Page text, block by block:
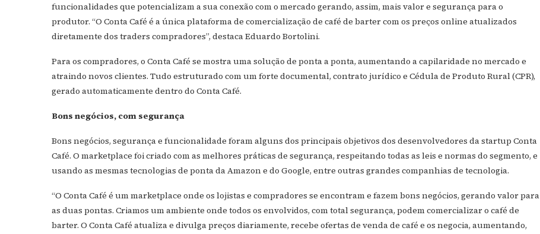
funcionalidades que potencializam a sua conexão com o mercado gerando, assim, mais valor e segurança para o
produtor. “O Conta Café é a única plataforma de comercialização de café de barter com os preços online atualizados
diretamente dos traders compradores”, destaca Eduardo Bortolini.
Para os compradores, o Conta Café se mostra uma solução de ponta a ponta, aumentando a capilaridade no mercado e
atraindo novos clientes. Tudo estruturado com um forte documental, contrato jurídico e Cédula de Produto Rural (CPR),
gerado automaticamente dentro do Conta Café.
Bons negócios, com segurança
Bons negócios, segurança e funcionalidade foram alguns dos principais objetivos dos desenvolvedores da startup Conta
Café. O marketplace foi criado com as melhores práticas de segurança, respeitando todas as leis e normas do segmento, e
usando as mesmas tecnologias de ponta da Amazon e do Google, entre outras grandes companhias de tecnologia.
“O Conta Café é um marketplace onde os lojistas e compradores se encontram e fazem bons negócios, gerando valor para
as duas pontas. Criamos um ambiente onde todos os envolvidos, com total segurança, podem comercializar o café de
barter. O Conta Café atualiza e divulga preços diariamente, recebe ofertas de venda de café e os negocia, aumentando,